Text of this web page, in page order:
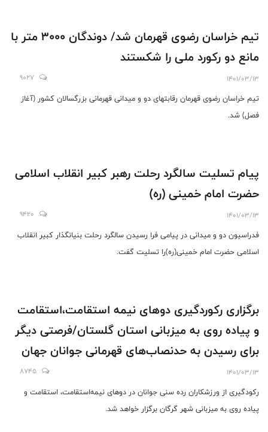
تیم خراسان رضوی قهرمان شد/ دوندگان ۳۰۰۰ متر با
مانع دو رکورد ملی را شکستند
1401/03/13
9027
تیم خراسان رضوی قهرمان رقابتهای دو و میدانی قهرمانی بزرگسالان کشور (آغاز
فصل) شد.
پیام تسلیت سالگرد رحلت رهبر کبیر انقلاب اسلامی
حضرت امام خمینی (ره)
1401/03/13
9420
فدراسیون دو و میدانی در پیامی فرا رسیدن سالگرد رحلت بنیانگذار کبیر انقلاب
اسلامی حضرت امام خمینی(ره)را تسلیت گفت.
برگزاری رکوردگیری دوهای نیمه استقامت،استقامت
و پیاده روی به میزبانی استان گلستان/فرصتی دیگر
برای رسیدن به حدنصاب‌های قهرمانی جوانان جهان
1401/03/13
8745
رکودگیری از ورزشکاران رده سنی جوانان در دوهای نیمه‌استقامت، استقامت و
پیاده روی به میزبانی شهر گرگان برگزار خواهد شد.